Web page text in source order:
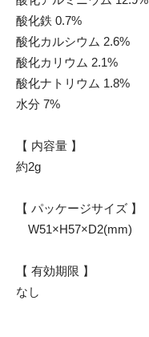
酸化鉄 0.7%
酸化カルシウム 2.6%
酸化カリウム 2.1%
酸化ナトリウム 1.8%
水分 7%
【 内容量 】
約2g
【 パッケージサイズ 】
W51×H57×D2(mm)
【 有効期限 】
なし